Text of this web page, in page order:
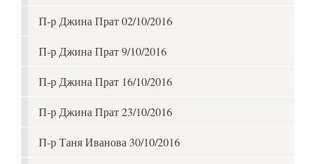
П-р Джина Прат 02/10/2016
П-р Джина Прат 9/10/2016
П-р Джина Прат 16/10/2016
П-р Джина Прат 23/10/2016
П-р Таня Иванова 30/10/2016